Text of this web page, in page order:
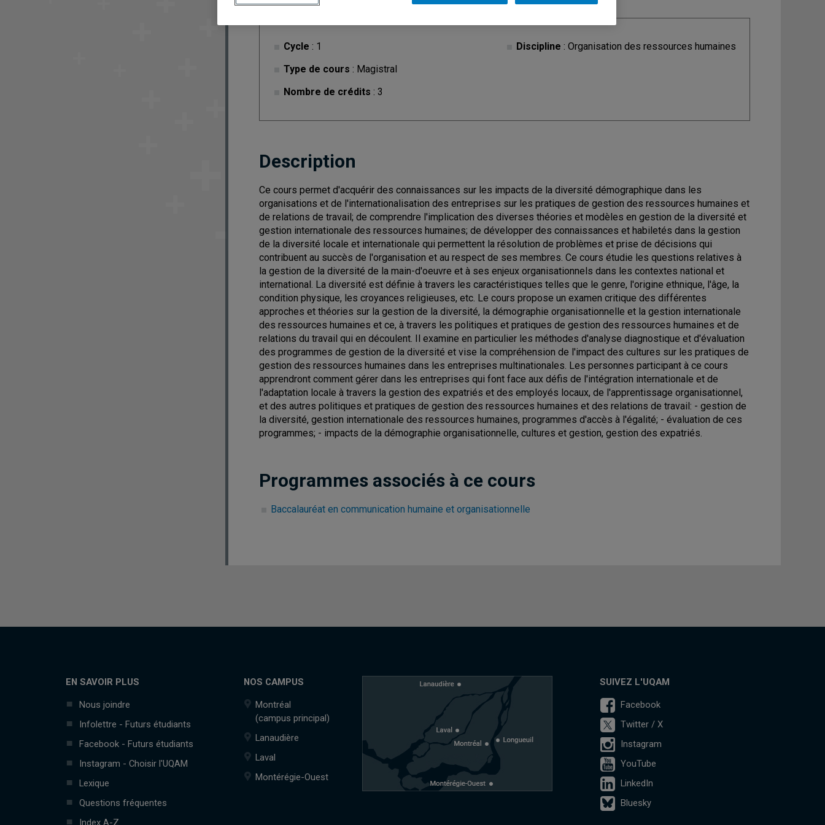
Cycle : 1
Type de cours : Magistral
Nombre de crédits : 3
Discipline : Organisation des ressources humaines
Description
Ce cours permet d'acquérir des connaissances sur les impacts de la diversité démographique dans les
organisations et de l'internationalisation des entreprises sur les pratiques de gestion des ressources humaines et
de relations de travail; de comprendre l'implication des diverses théories et modèles en gestion de la diversité et
gestion internationale des ressources humaines; de développer des connaissances et habiletés dans la gestion
de la diversité locale et internationale qui permettent la résolution de problèmes et prise de décisions qui
contribuent au succès de l'organisation et au respect de ses membres. Ce cours étudie les questions relatives à
la gestion de la diversité de la main-d'oeuvre et à ses enjeux organisationnels dans les contextes national et
international. La diversité est définie à travers les caractéristiques telles que le genre, l'origine ethnique, l'âge, la
condition physique, les croyances religieuses, etc. Le cours propose un examen critique des différentes
approches et théories sur la gestion de la diversité, la démographie organisationnelle et la gestion internationale
des ressources humaines et ce, à travers les politiques et pratiques de gestion des ressources humaines et de
relations du travail qui en découlent. Il examine en particulier les méthodes d'analyse diagnostique et d'évaluation
des programmes de gestion de la diversité et vise la compréhension de l'impact des cultures sur les pratiques de
gestion des ressources humaines dans les entreprises multinationales. Les personnes participant à ce cours
apprendront comment gérer dans les entreprises qui font face aux défis de l'intégration internationale et de
l'adaptation locale à travers la gestion des expatriés et des employés locaux, de l'apprentissage organisationnel,
et des autres politiques et pratiques de gestion des ressources humaines et des relations de travail: - gestion de
la diversité, gestion internationale des ressources humaines, programmes d'accès à l'égalité; - évaluation de ces
programmes; - impacts de la démographie organisationnelle, cultures et gestion, gestion des expatriés.
Programmes associés à ce cours
Baccalauréat en communication humaine et organisationnelle
EN SAVOIR PLUS
Nous joindre
Infolettre - Futurs étudiants
Facebook - Futurs étudiants
Instagram - Choisir l'UQAM
Lexique
Questions fréquentes
Index A-Z
NOS CAMPUS
Montréal
(campus principal)
Lanaudière
Laval
Montérégie-Ouest
SUIVEZ L'UQAM
Facebook
Twitter / X
Instagram
YouTube
LinkedIn
Bluesky